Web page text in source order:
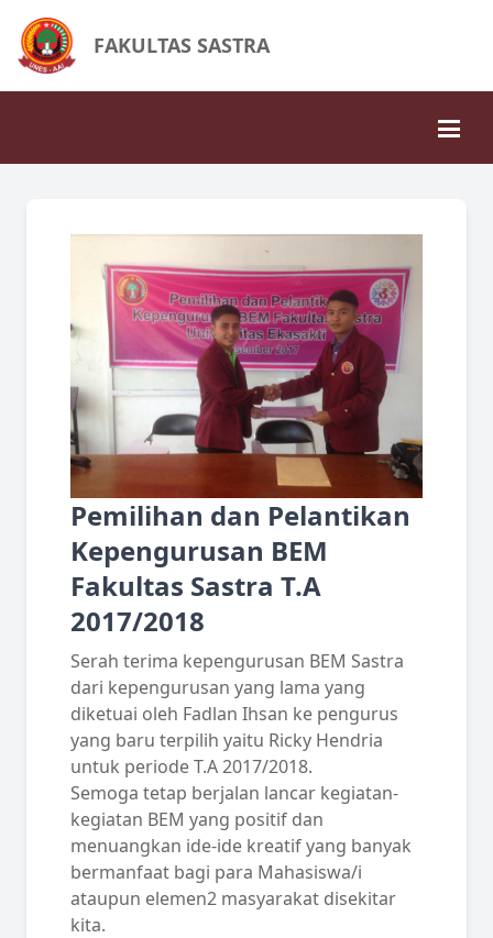
FAKULTAS SASTRA
Pemilihan dan Pelantikan
Kepengurusan BEM
Fakultas Sastra T.A
2017/2018
Serah terima kepengurusan BEM Sastra
dari kepengurusan yang lama yang
diketuai oleh Fadlan Ihsan ke pengurus
yang baru terpilih yaitu Ricky Hendria
untuk periode T.A 2017/2018.
Semoga tetap berjalan lancar kegiatan-
kegiatan BEM yang positif dan
menuangkan ide-ide kreatif yang banyak
bermanfaat bagi para Mahasiswa/i
ataupun elemen2 masyarakat disekitar
kita.